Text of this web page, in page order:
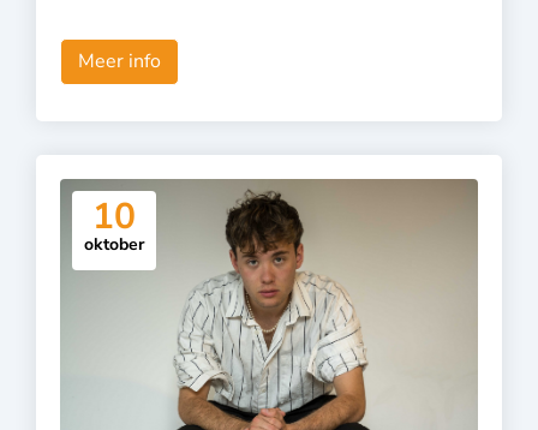
Meer info
10
oktober